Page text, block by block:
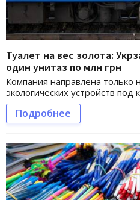
Туалет на вес золота:
один унитаз по млн грн
Компания направлена только
экологических устройств под
Подробнее